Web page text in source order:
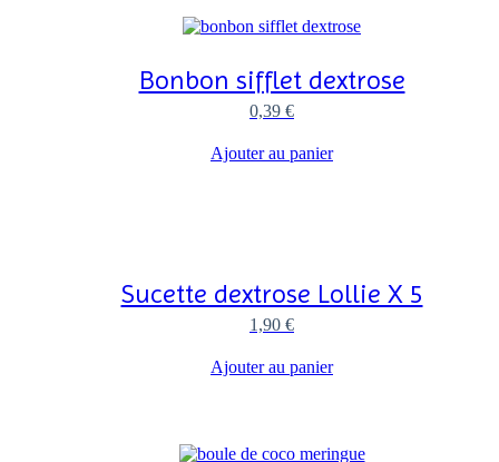
Bonbon sifflet dextrose
0,39 €
Ajouter au panier
Sucette dextrose Lollie X 5
1,90 €
Ajouter au panier